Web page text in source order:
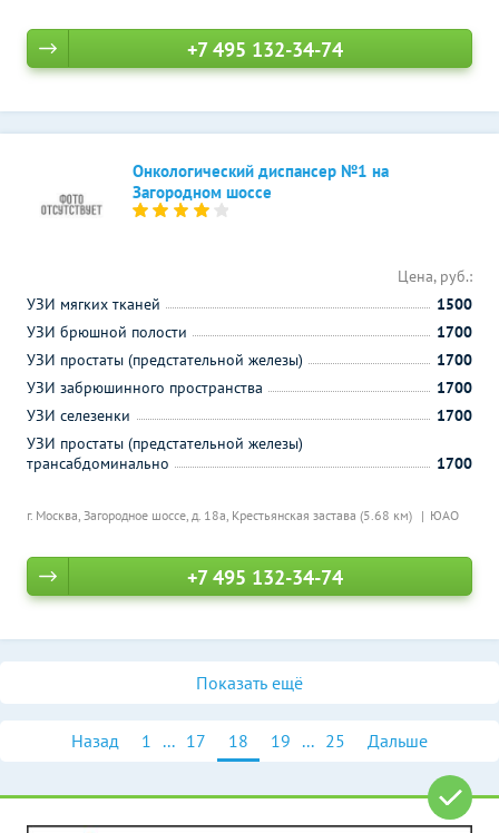
+7 495 132-34-74
Онкологический диспансер №1 на
Загородном шоссе
г. Москва, Загородное шоссе, д. 18а, Крестьянская застава (5.68 км) ЮАО
Цена, руб.:
УЗИ мягких тканей
1500
УЗИ брюшной полости
1700
УЗИ простаты (предстательной железы)
1700
УЗИ забрюшинного пространства
1700
УЗИ селезенки
1700
УЗИ простаты (предстательной железы)
трансабдоминально
1700
+7 495 132-34-74
Показать ещё
Назад 1 ... 17 18 19 ... 25 Дальше